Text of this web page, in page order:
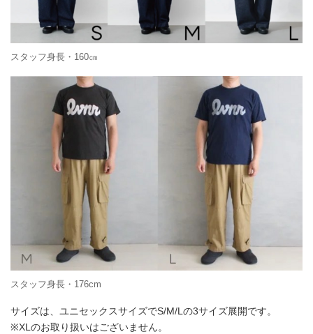
スタッフ身長・160㎝
スタッフ身長・176cm
サイズは、ユニセックスサイズでS/M/Lの3サイズ展開です。
※XLのお取り扱いはございません。